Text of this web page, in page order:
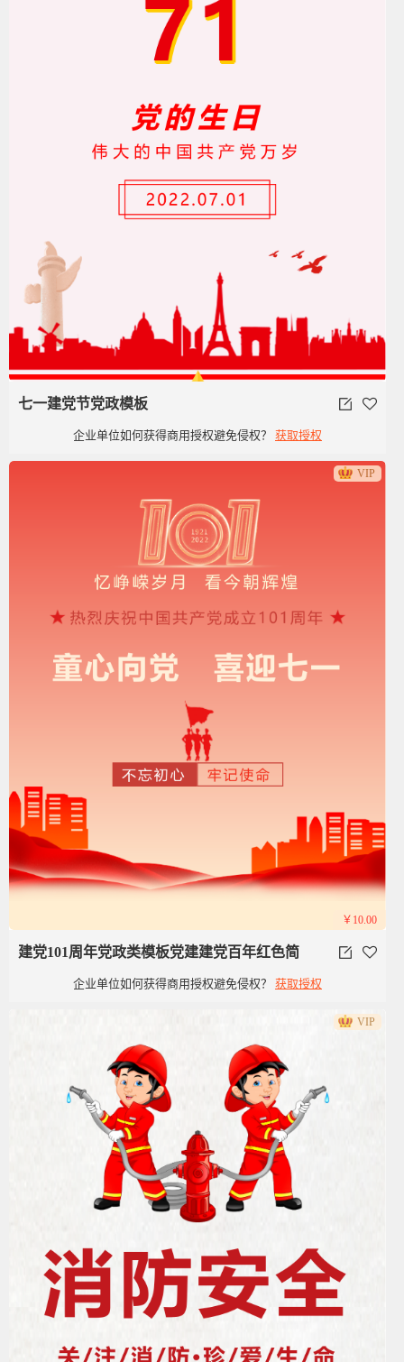
七一建党节党政模板
企业单位如何获得商用授权避免侵权？ 获取授权
VIP
￥10.00
建党101周年党政类模板党建建党百年红色简
企业单位如何获得商用授权避免侵权？ 获取授权
VIP